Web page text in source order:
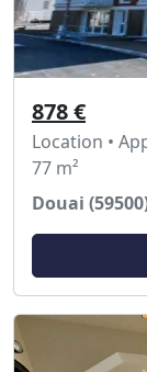
878 €
Location •
77 m²
Douai